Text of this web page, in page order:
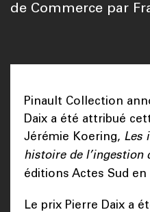
de Commerce par
Pinault Collection
Daix a été attribué
Jérémie Koering, Les
histoire de l’ingestion
éditions Actes Sud en
Le prix Pierre Daix a